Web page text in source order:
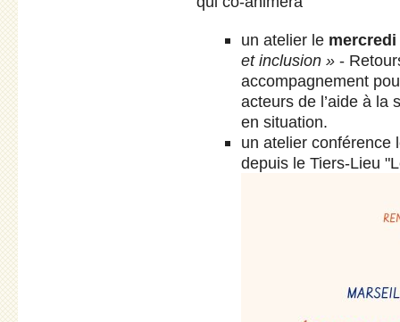
un atelier le
et inclusion » -
accompagnement
acteurs de l’aide à la
en situation.
un atelier conférence
depuis le Tiers-Lieu